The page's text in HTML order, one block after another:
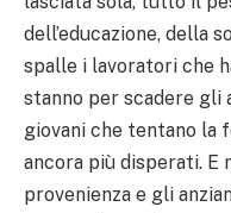
dell’educazione, della
spalle i lavoratori che
stanno per scadere gli
giovani che tentano la
ancora più disperati. E
provenienza e gli